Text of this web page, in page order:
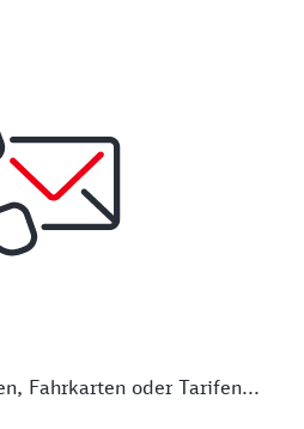
Fahrkarten oder Tarifen...